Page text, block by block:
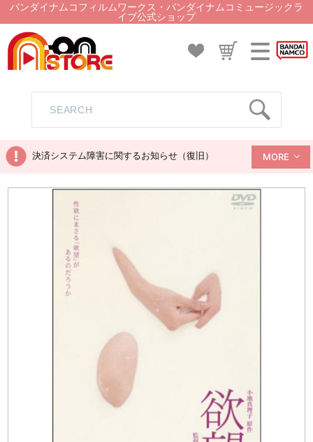
バンダイナムコフィルムワークス・バンダイナムコミュージックラ
イブ公式ショップ
決済システム障害に関するお知らせ（復旧） MORE